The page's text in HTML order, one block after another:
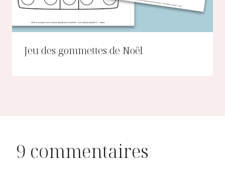
Jeu des gommettes de Noël
9 commentaires